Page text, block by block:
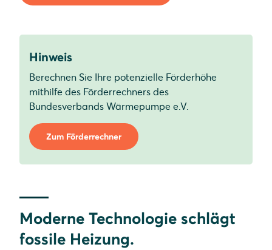
Hinweis
Berechnen Sie Ihre potenzielle Förderhöhe
mithilfe des Förderrechners des
Bundesverbands Wärmepumpe e.V.
Zum Förderrechner
Moderne Technologie schlägt
fossile Heizung.